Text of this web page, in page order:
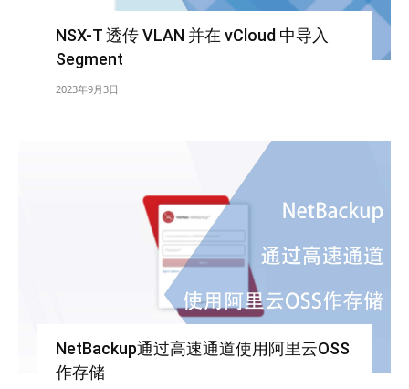
NSX-T 透传 VLAN 并在 vCloud 中导入
Segment
2023年9月3日
NetBackup通过高速通道使用阿里云OSS
作存储